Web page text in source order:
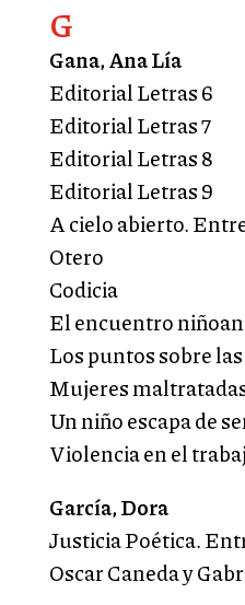
G
Gana, Ana Lía
Editorial Letras 6
Editorial Letras 7
Editorial Letras 8
Editorial Letras 9
A cielo abierto.
Otero
Codicia
El encuentro
Los puntos sobre
Mujeres
Un niño escapa de
Violencia en el
García, Dora
Justicia Poética.
Oscar Caneda y